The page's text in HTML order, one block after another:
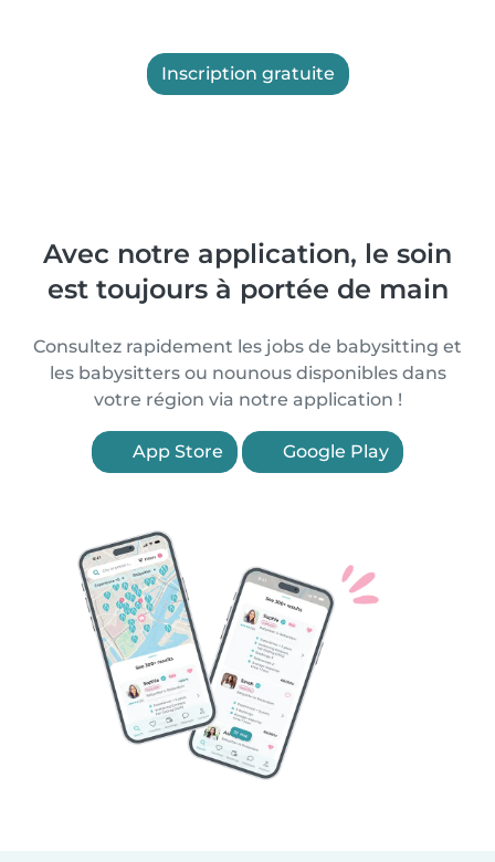
Inscription gratuite
Avec notre application, le soin
est toujours à portée de main
Consultez rapidement les jobs de babysitting et
les babysitters ou nounous disponibles dans
votre région via notre application !
App Store Google Play